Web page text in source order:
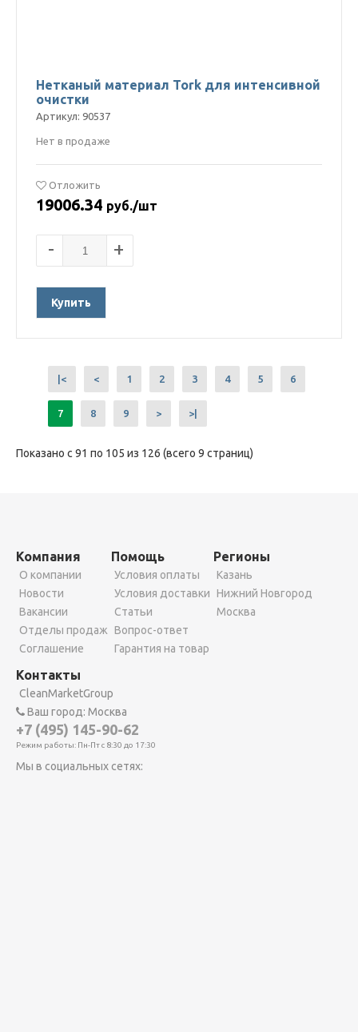
Нетканый материал Tork для интенсивной
очистки
Артикул: 90537
Нет в продаже
Отложить
19006.34 руб./шт
- +
Купить
|< < 1 2 3 4 5 6
7 8 9 > >|
Показано с 91 по 105 из 126 (всего 9 страниц)
Компания
О компании
Новости
Вакансии
Отделы продаж
Соглашение
Помощь
Условия оплаты
Условия доставки
Статьи
Вопрос-ответ
Гарантия на товар
Регионы
Казань
Нижний Новгород
Москва
Контакты
CleanMarketGroup
Ваш город: Москва
+7 (495) 145-90-62
Режим работы: Пн-Пт с 8:30 до 17:30
Мы в социальных сетях: